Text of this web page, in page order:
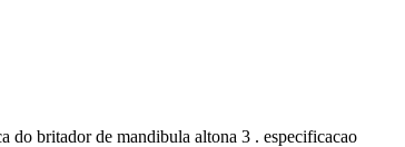
do britador de mandibula altona 3 . especificacao